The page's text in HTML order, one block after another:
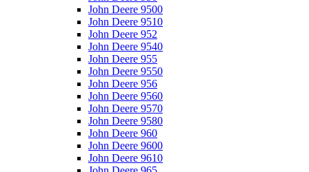
John Deere 9500
John Deere 9510
John Deere 952
John Deere 9540
John Deere 955
John Deere 9550
John Deere 956
John Deere 9560
John Deere 9570
John Deere 9580
John Deere 960
John Deere 9600
John Deere 9610